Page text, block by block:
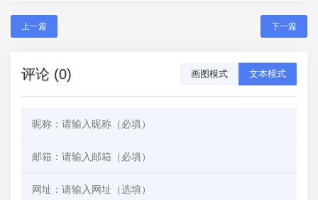
上一篇 下一篇
评论 (0) 画图模式 文本模式